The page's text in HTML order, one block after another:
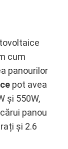
cum
panourilor
pot avea
și 550W,
panou
și 2.6